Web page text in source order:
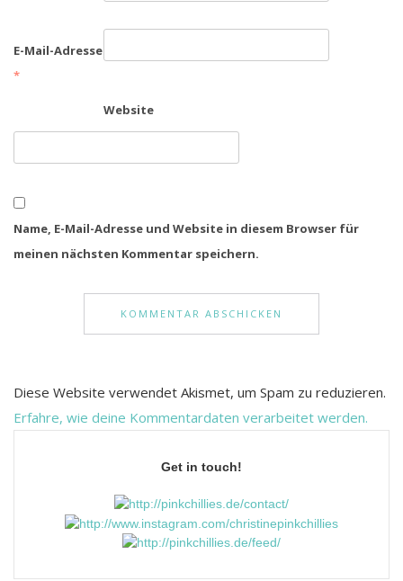
E-Mail-Adresse
*
Website
Name, E-Mail-Adresse und Website in diesem Browser für
meinen nächsten Kommentar speichern.
Diese Website verwendet Akismet, um Spam zu reduzieren.
Erfahre, wie deine Kommentardaten verarbeitet werden.
Get in touch!